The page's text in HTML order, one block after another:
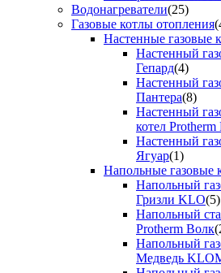
Водонагреватели(25)
Газовые котлы отопления
Настенные газовые
Настенный
Гепард(4)
Настенный
Пантера(8)
Настенный
котел Protherm
Настенный
Ягуар(1)
Напольные газовые
Напольный
Гризли KLO(5)
Напольный
Protherm Волк
Напольный
Медведь